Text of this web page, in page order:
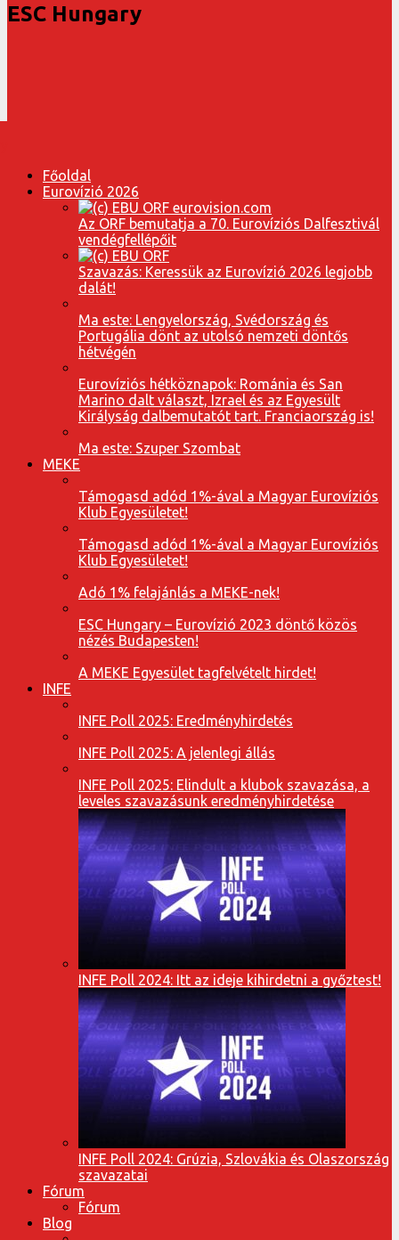
ESC Hungary
Főoldal
Eurovízió 2026
Az ORF bemutatja a 70. Eurovíziós Dalfesztivál
vendégfellépőit
Szavazás: Keressük az Eurovízió 2026 legjobb
dalát!
Ma este: Lengyelország, Svédország és
Portugália dönt az utolsó nemzeti döntős
hétvégén
Eurovíziós hétköznapok: Románia és San
Marino dalt választ, Izrael és az Egyesült
Királyság dalbemutatót tart. Franciaország is!
Ma este: Szuper Szombat
MEKE
Támogasd adód 1%-ával a Magyar Eurovíziós
Klub Egyesületet!
Támogasd adód 1%-ával a Magyar Eurovíziós
Klub Egyesületet!
Adó 1% felajánlás a MEKE-nek!
ESC Hungary – Eurovízió 2023 döntő közös
nézés Budapesten!
A MEKE Egyesület tagfelvételt hirdet!
INFE
INFE Poll 2025: Eredményhirdetés
INFE Poll 2025: A jelenlegi állás
INFE Poll 2025: Elindult a klubok szavazása, a
leveles szavazásunk eredményhirdetése
INFE Poll 2024: Itt az ideje kihirdetni a győztest!
INFE Poll 2024: Grúzia, Szlovákia és Olaszország
szavazatai
Fórum
Fórum
Blog